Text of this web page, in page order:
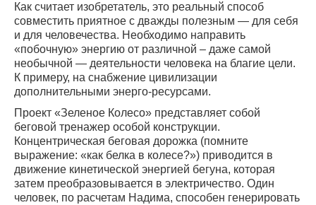
Как считает изобретатель, это реальный способ
совместить приятное с дважды полезным — для себя
и для человечества. Необходимо направить
«побочную» энергию от различной – даже самой
необычной — деятельности человека на благие цели.
К примеру, на снабжение цивилизации
дополнительными энерго-ресурсами.
Проект «Зеленое Колесо» представляет собой
беговой тренажер особой конструкции.
Концентрическая беговая дорожка (помните
выражение: «как белка в колесе?») приводится в
движение кинетической энергией бегуна, которая
затем преобразовывается в электричество. Один
человек, по расчетам Надима, способен генерировать